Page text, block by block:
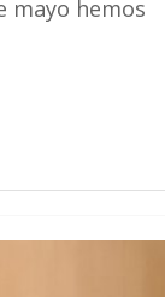
mayo hemos